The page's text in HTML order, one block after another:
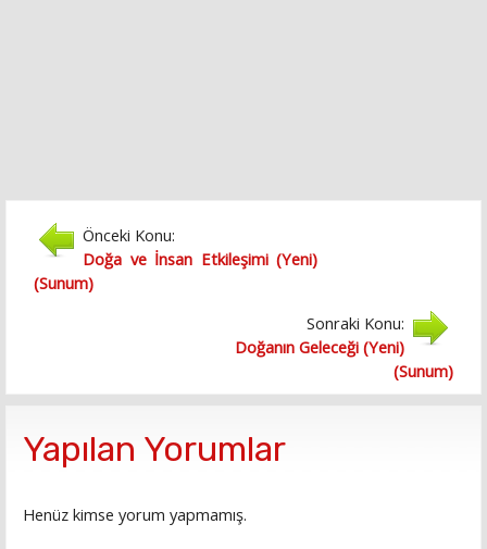
Önceki Konu:
Doğa ve İnsan Etkileşimi (Yeni)
(Sunum)
Sonraki Konu:
Doğanın Geleceği (Yeni)
(Sunum)
Yapılan Yorumlar
Henüz kimse yorum yapmamış.